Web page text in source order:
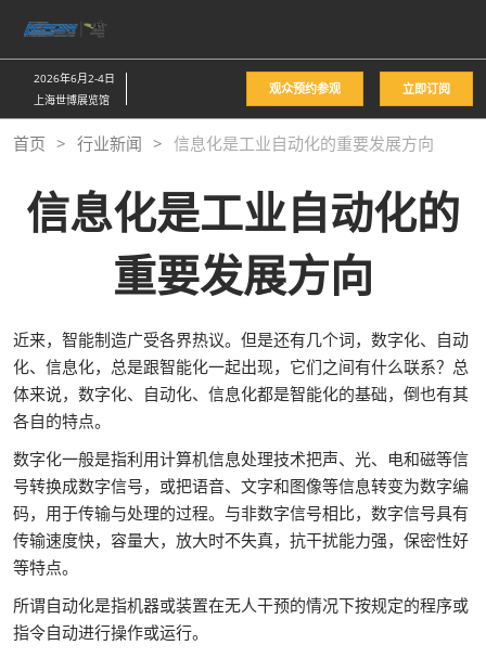
接
跳
至
内
2026年6月2-4日
上海世博展览馆
观众预约参观 立即订阅
首页 行业新闻 信息化是工业自动化的重要发展方向
信息化是工业自动化的
重要发展方向
近来，智能制造广受各界热议。但是还有几个词，数字化、自动
化、信息化，总是跟智能化一起出现，它们之间有什么联系？总
体来说，数字化、自动化、信息化都是智能化的基础，倒也有其
各自的特点。
数字化一般是指利用计算机信息处理技术把声、光、电和磁等信
号转换成数字信号，或把语音、文字和图像等信息转变为数字编
码，用于传输与处理的过程。与非数字信号相比，数字信号具有
传输速度快，容量大，放大时不失真，抗干扰能力强，保密性好
等特点。
所谓自动化是指机器或装置在无人干预的情况下按规定的程序或
指令自动进行操作或运行。